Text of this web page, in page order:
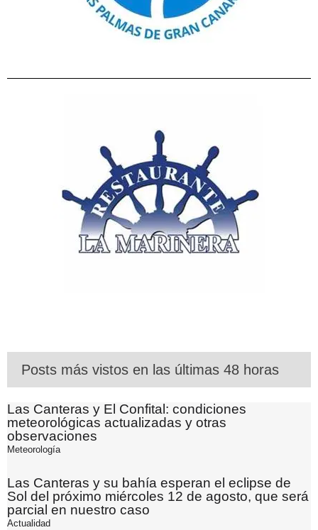
Posts más vistos en las últimas 48 horas
Las Canteras y El Confital: condiciones
meteorológicas actualizadas y otras
observaciones
Meteorología
Las Canteras y su bahía esperan el eclipse de
Sol del próximo miércoles 12 de agosto, que será
parcial en nuestro caso
Actualidad